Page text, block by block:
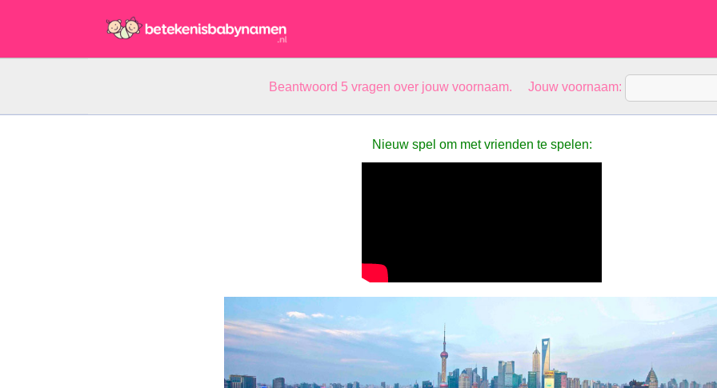
Beantwoord 5 vragen over jouw voornaam. Jouw voornaam:
Nieuw spel om met vrienden te spelen: